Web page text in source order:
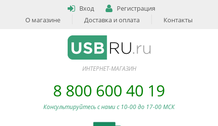
Вход
Регистрация
О магазине
Доставка и оплата Контакты
ИНТЕРНЕТ-МАГАЗИН
8 800 600 40 19
Консультируйтесь с нами c 10-00 до 17-00 МСК